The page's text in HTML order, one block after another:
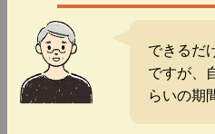
できるだ
ですが、
らいの期